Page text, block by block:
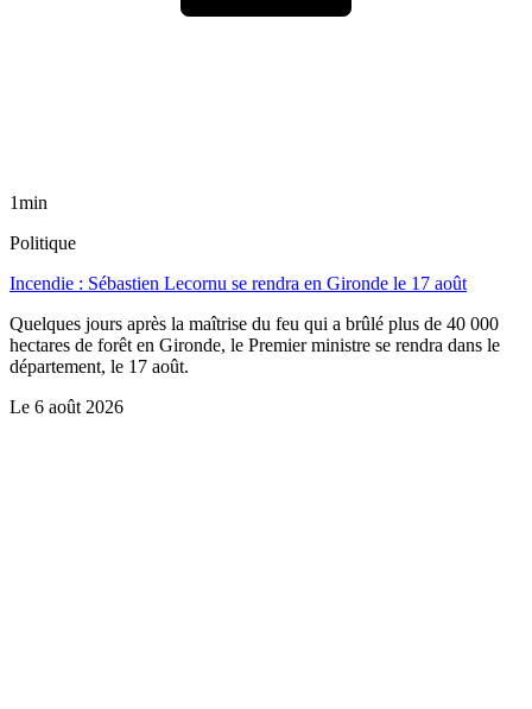
1min
Politique
Incendie : Sébastien Lecornu se rendra en Gironde le 17 août
Quelques jours après la maîtrise du feu qui a brûlé plus de 40 000
hectares de forêt en Gironde, le Premier ministre se rendra dans le
département, le 17 août.
Le 6 août 2026